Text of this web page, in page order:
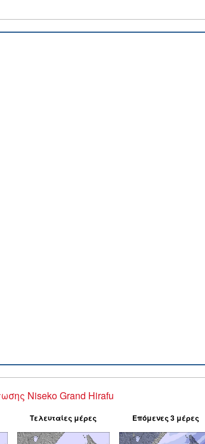
Niseko Grand Hirafu
Τελευταίες μέρες Επόμενες 3 μέρες